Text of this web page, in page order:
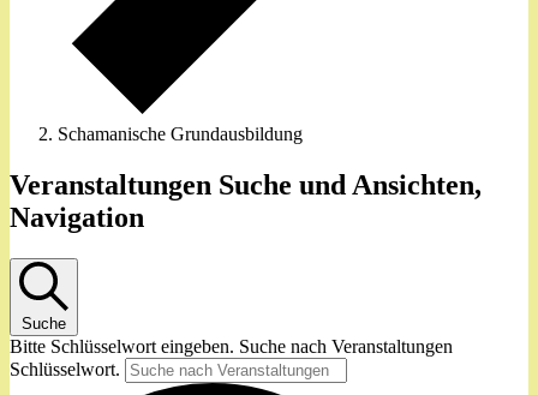
Schamanische Grundausbildung
Veranstaltungen
für
Mai
Veranstaltungen Suche und Ansichten,
Navigation
Suche
Bitte Schlüsselwort eingeben. Suche nach Veranstaltungen
Schlüsselwort.